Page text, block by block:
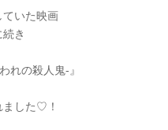
ていた映画
き
れの殺人鬼-』
ました♡！